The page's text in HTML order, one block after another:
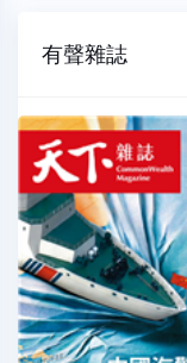
有聲雜誌